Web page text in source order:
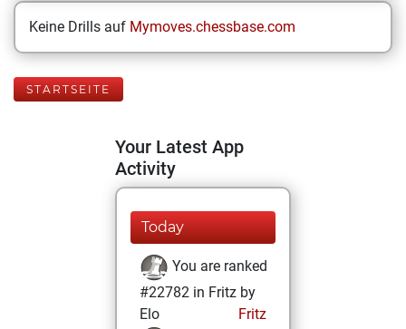
Keine Drills auf Mymoves.chessbase.com
STARTSEITE
Your Latest App
Activity
Today
You are ranked
#22782 in Fritz by
Elo
Fritz